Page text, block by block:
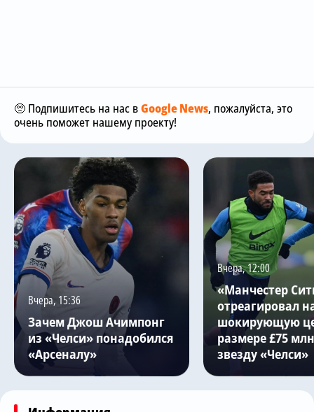
🥺 Подпишитесь на нас вGoogle News, пожалуйста, это
очень поможет нашему проекту!
Вчера, 15:36
Зачем Джош Ачимпонг
из «Челси» понадобился
«Арсеналу»
Вчера, 12:00
«Манчестер
отреагировал
шокирующую
размере £75
звезду «Челси»